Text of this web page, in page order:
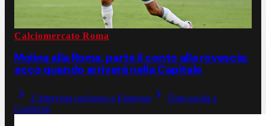
Calciomercato Roma
Molina alla Roma, parte il conto alla rovescia:
ecco quando arriverà nella Capitale
L'intervista esclusiva a Fabregas
Date un'ala a
Gasperini